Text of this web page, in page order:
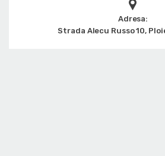
Adresa:
Strada Alecu Russo 10,